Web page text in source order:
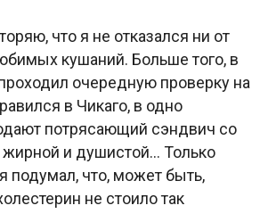
что я не отказался ни от
кушаний. Больше того, в
очередную проверку на
в Чикаго, в одно
потрясающий сэндвич со
жирной и душистой… Только
подумал, что, может быть,
не стоило так